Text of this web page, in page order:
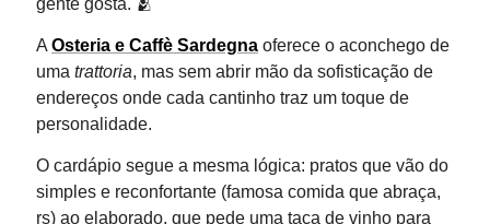
gente gosta. 🫂
A Osteria e Caffè Sardegna oferece o aconchego de
uma trattoria, mas sem abrir mão da sofisticação de
endereços onde cada cantinho traz um toque de
personalidade.
O cardápio segue a mesma lógica: pratos que vão do
simples e reconfortante (famosa comida que abraça,
rs) ao elaborado, que pede uma taça de vinho para